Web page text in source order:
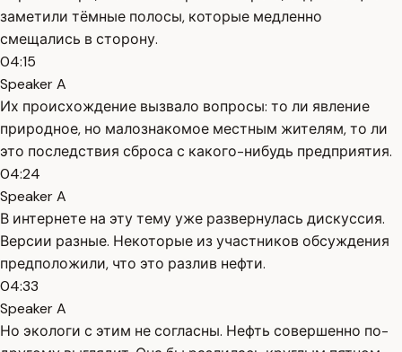
заметили тёмные полосы, которые медленно
смещались в сторону.
04:15
Speaker A
Их происхождение вызвало вопросы: то ли явление
природное, но малознакомое местным жителям, то ли
это последствия сброса с какого-нибудь предприятия.
04:24
Speaker A
В интернете на эту тему уже развернулась дискуссия.
Версии разные. Некоторые из участников обсуждения
предположили, что это разлив нефти.
04:33
Speaker A
Но экологи с этим не согласны. Нефть совершенно по-